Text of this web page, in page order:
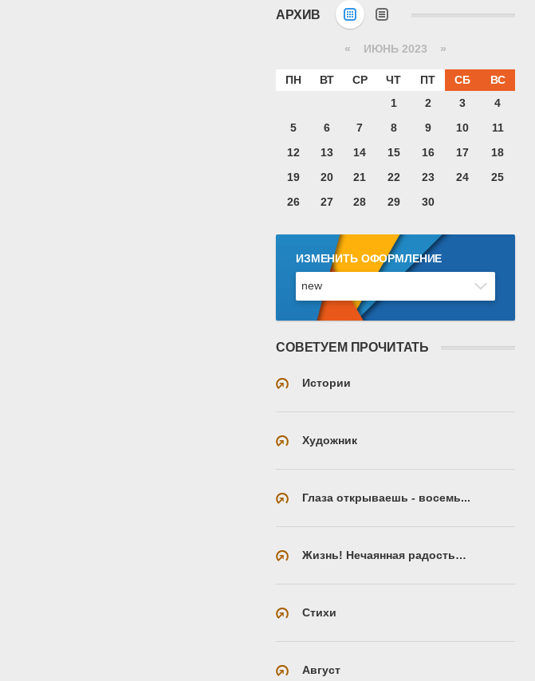
АРХИВ
« ИЮНЬ 2023 »
ПН ВТ СР ЧТ ПТ СБ
ВС
1
2 3
4
5
6 7 8 9 10
11
12
13 14 15 16 17
18
19
20 21 22 23 24
25
26
27 28 29 30
ИЗМЕНИТЬ ОФОРМЛЕНИЕ
СОВЕТУЕМ ПРОЧИТАТЬ
Истории
Художник
Глаза открываешь - восемь...
Жизнь! Нечаянная радость…
Стихи
Август